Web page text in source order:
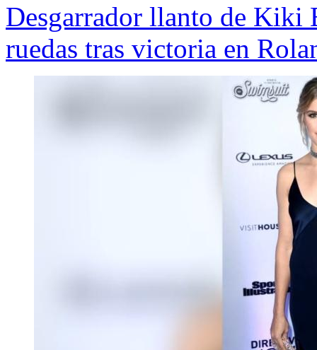
Desgarrador llanto de Kiki
ruedas tras victoria en